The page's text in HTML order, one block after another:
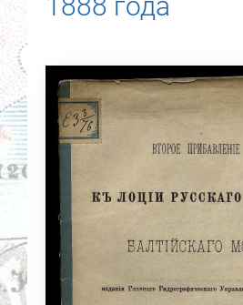
Контакты
Партнеры